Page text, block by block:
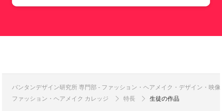
バンタンデザイン研究所 専門部 - ファッション・ヘアメイク・デザイン・映
ファッション・ヘアメイク カレッジ
特長 生徒の作品